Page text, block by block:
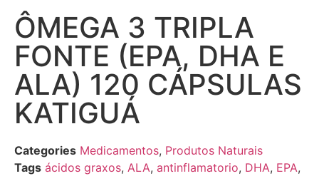
ÔMEGA 3 TRIPLA
FONTE (EPA, DHA E
ALA) 120 CÁPSULAS
KATIGUÁ
Categories Medicamentos, Produtos Naturais
Tags ácidos graxos, ALA, antinflamatorio, DHA, EPA,